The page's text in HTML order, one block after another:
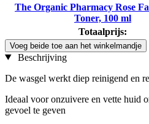
The Organic Pharmacy Rose
Toner, 100 ml
Totaalprijs:
Voeg beide toe aan het winkelmandje
Beschrijving
De wasgel werkt diep reinigend en
Ideaal voor onzuivere en vette huid
gevoel te geven